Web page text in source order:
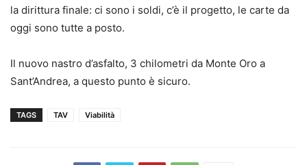
la dirittura finale: ci sono i soldi, c’è il progetto, le carte da
oggi sono tutte a posto.
Il nuovo nastro d’asfalto, 3 chilometri da Monte Oro a
Sant’Andrea, a questo punto è sicuro.
TAGS TAV Viabilità